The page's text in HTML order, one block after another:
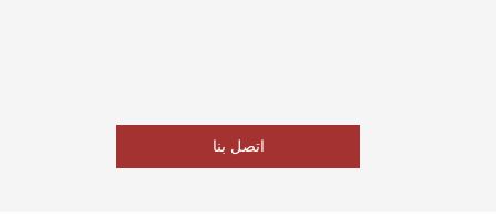
اتصل بنا